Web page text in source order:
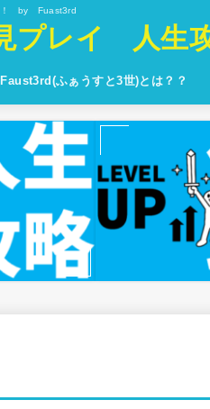
！ by Fuast3rd
プレイ 人生
Faust3rd(ふぁうすと3世)とは？？